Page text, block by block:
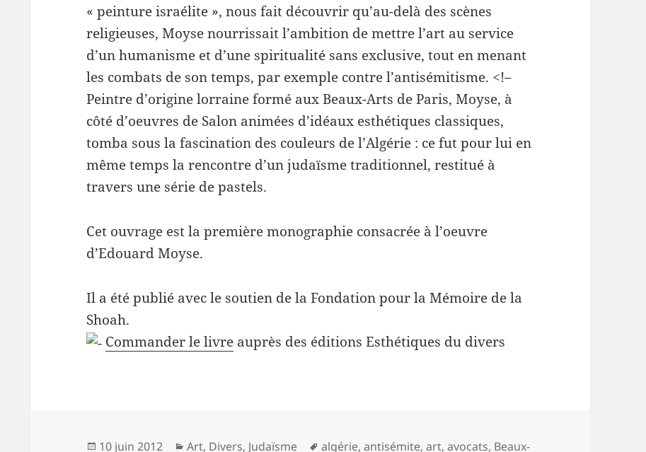
« peinture israélite », nous fait découvrir qu’au-delà des scènes
religieuses, Moyse nourrissait l’ambition de mettre l’art au service
d’un humanisme et d’une spiritualité sans exclusive, tout en menant
les combats de son temps, par exemple contre l’antisémitisme. <!–
Peintre d’origine lorraine formé aux Beaux-Arts de Paris, Moyse, à
côté d’oeuvres de Salon animées d’idéaux esthétiques classiques,
tomba sous la fascination des couleurs de l’Algérie : ce fut pour lui en
même temps la rencontre d’un judaïsme traditionnel, restitué à
travers une série de pastels.
Cet ouvrage est la première monographie consacrée à l’oeuvre
d’Edouard Moyse.
Il a été publié avec le soutien de la Fondation pour la Mémoire de la
Shoah.
Commander le livre auprès des éditions Esthétiques du divers
Publié
10 juin 2012 Catégories
Art, Divers, Judaïsme Mots-
algérie,antisémite,art,avocats, Beaux-